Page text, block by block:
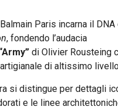
Paris incarna il
, fondendo l’audacia
di Olivier Rousteing
di altissimo
si distingue per dettagli
e le linee